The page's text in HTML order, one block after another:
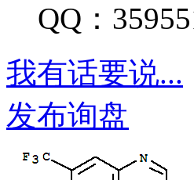
QQ：
我有话要说...
发布询盘